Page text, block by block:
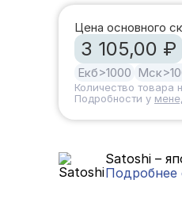
Цена основного
3 105,00 ₽
Екб>1000 Мск
Количество товара
Подробности у
Satoshi –
Подробнее